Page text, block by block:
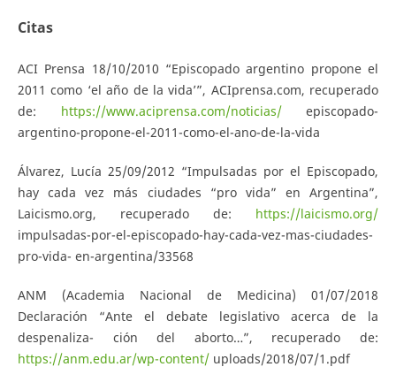
Citas
ACI Prensa 18/10/2010 “Episcopado argentino propone el
2011 como ‘el año de la vida’”, ACIprensa.com, recuperado
de: https://www.aciprensa.com/noticias/episcopado-
argentino-propone-el-2011-como-el-ano-de-la-vida
Álvarez, Lucía 25/09/2012 “Impulsadas por el Episcopado,
hay cada vez más ciudades “pro vida” en Argentina”,
Laicismo.org, recuperado de: https://laicismo.org/
impulsadas-por-el-episcopado-hay-cada-vez-mas-ciudades-
pro-vida- en-argentina/33568
ANM (Academia Nacional de Medicina) 01/07/2018
Declaración “Ante el debate legislativo acerca de la
despenaliza- ción del aborto…”, recuperado de:
https://anm.edu.ar/wp-content/uploads/2018/07/1.pdf